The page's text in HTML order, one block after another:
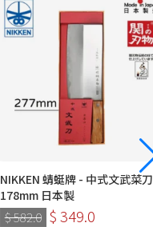
NIKKEN 蜻蜓牌 - 中式文武菜刀
178mm 日本製
$ 582.0 $ 349.0